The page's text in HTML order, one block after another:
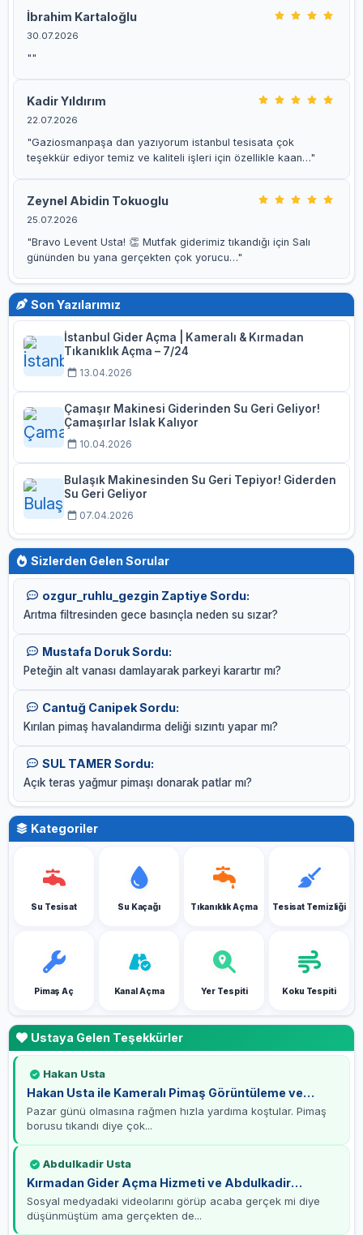
İbrahim Kartaloğlu
30.07.2026
""
Kadir Yıldırım
22.07.2026
"Gaziosmanpaşa dan yazıyorum istanbul tesisata çok
teşekkür ediyor temiz ve kaliteli işleri için özellikle kaan…"
Zeynel Abidin Tokuoglu
25.07.2026
"Bravo Levent Usta! 👏 Mutfak giderimiz tıkandığı için Salı
gününden bu yana gerçekten çok yorucu…"
Son Yazılarımız
İstanbul Gider Açma | Kameralı & Kırmadan
Tıkanıklık Açma – 7/24
13.04.2026
Çamaşır Makinesi Giderinden Su Geri Geliyor!
Çamaşırlar Islak Kalıyor
10.04.2026
Bulaşık Makinesinden Su Geri Tepiyor! Giderden
Su Geri Geliyor
07.04.2026
Sizlerden Gelen Sorular
ozgur_ruhlu_gezgin Zaptiye Sordu:
Arıtma filtresinden gece basınçla neden su sızar?
Mustafa Doruk Sordu:
Peteğin alt vanası damlayarak parkeyi karartır mı?
Cantuğ Canipek Sordu:
Kırılan pimaş havalandırma deliği sızıntı yapar mı?
SUL TAMER Sordu:
Açık teras yağmur pimaşı donarak patlar mı?
Kategoriler
Su Tesisat Su Kaçağı Tıkanıklık Açma Tesisat Temizliği
Pimaş Aç Kanal Açma Yer Tespiti Koku Tespiti
Ustaya Gelen Teşekkürler
Hakan Usta
Hakan Usta ile Kameralı Pimaş Görüntüleme ve
Tamirat Deneyimi
Pazar günü olmasına rağmen hızla yardıma koştular. Pimaş
borusu tıkandı diye çok...
Abdulkadir Usta
Kırmadan Gider Açma Hizmeti ve Abdulkadir
Usta’ya Teşekkürler
Sosyal medyadaki videolarını görüp acaba gerçek mi diye
düşünmüştüm ama gerçekten de...